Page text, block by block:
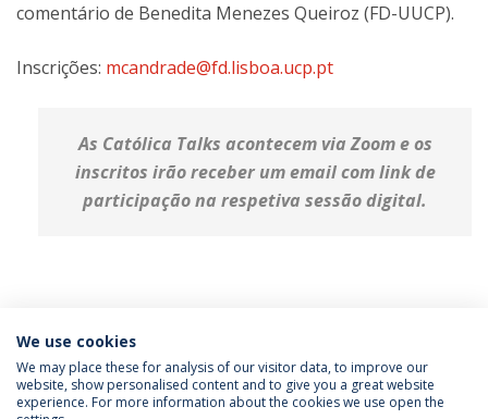
comentário de Benedita Menezes Queiroz (FD-UUCP).
Inscrições: mcandrade@fd.lisboa.ucp.pt
As Católica Talks acontecem via Zoom e os
inscritos irão receber um email com link de
participação na respetiva sessão digital.
Católica Research Centre For The Future of Law
School
Talks
We use cookies
We may place these for analysis of our visitor data, to improve our
website, show personalised content and to give you a great website
experience. For more information about the cookies we use open the